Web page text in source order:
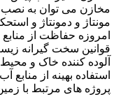
مخازن می توان به نصب
مونتاژ و دمونتاژ و
امروزه حفاظت از
قوانین سخت گیرانه
آلوده کننده خاک و
استفاده بهینه از
پروژه های مرتبط با